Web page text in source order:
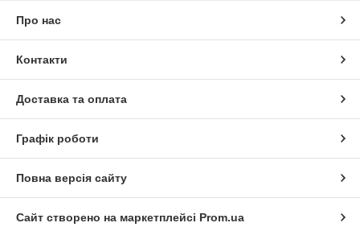
Про нас
Контакти
Доставка та оплата
Графік роботи
Повна версія сайту
Сайт створено на маркетплейсі Prom.ua